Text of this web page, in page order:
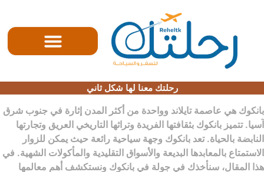
رحلتك معنا لها شكل ثاني
بانكوك هي عاصمة تايلاند وواحدة من أكثر المدن إثارة في جنوب شرق
آسيا. تتميز بانكوك بثقافتها الفريدة وتراثها التاريخي العريق وتجارتها
النابضة بالحياة. تعد بانكوك وجهة سياحية رائعة حيث يمكن للزوار
الاستمتاع بالمعابدها البديعة والأسواق التقليدية والمأكولات الشهية. في
هذا المقال، سنأخذك في جولة في بانكوك ونستكشف أهم معالمها